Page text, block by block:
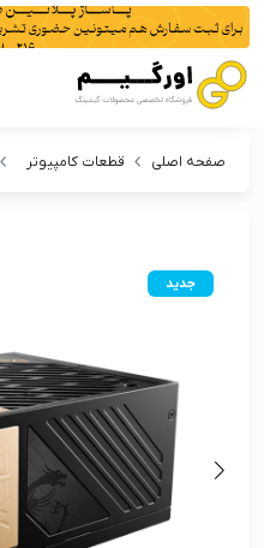
صفحه اصلی قطعات کامپیوتر
جدید